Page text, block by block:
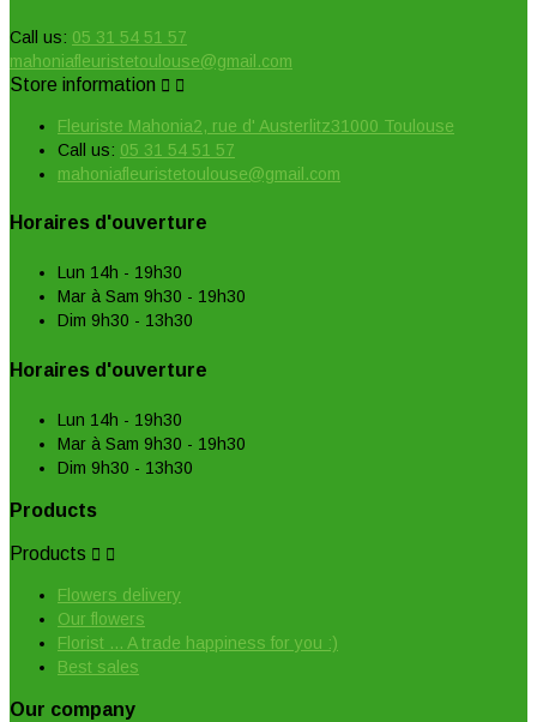
Call us: 05 31 54 51 57
mahoniafleuristetoulouse@gmail.com
Store information  
Fleuriste Mahonia2, rue d' Austerlitz31000 Toulouse
Call us: 05 31 54 51 57
mahoniafleuristetoulouse@gmail.com
Horaires d'ouverture
Lun 14h - 19h30
Mar à Sam 9h30 - 19h30
Dim 9h30 - 13h30
Horaires d'ouverture
Lun 14h - 19h30
Mar à Sam 9h30 - 19h30
Dim 9h30 - 13h30
Products
Products  
Flowers delivery
Our flowers
Florist ... A trade happiness for you :)
Best sales
Our company